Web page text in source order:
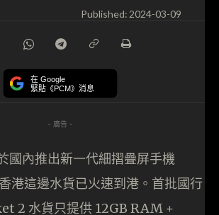
Published: 2024-03-09
在 Google
緊貼《PCM》消息
- 廣告 -
國內推出新一代細摺疊屏手機
港這邊水貨已火速到港。首批國行
2 水貨只提供 12GB RAM +